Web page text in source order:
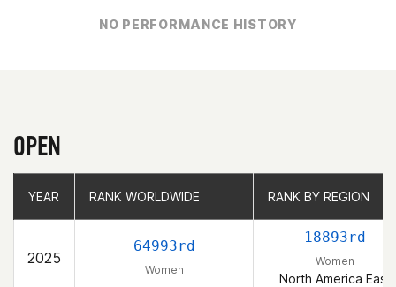
NO PERFORMANCE HISTORY
OPEN
YEAR RANK WORLDWIDE RANK BY REGION
2025
64993rd
Women
18893rd
Women
North America East
YEAR RANK WORLDWIDE RANK BY REGION